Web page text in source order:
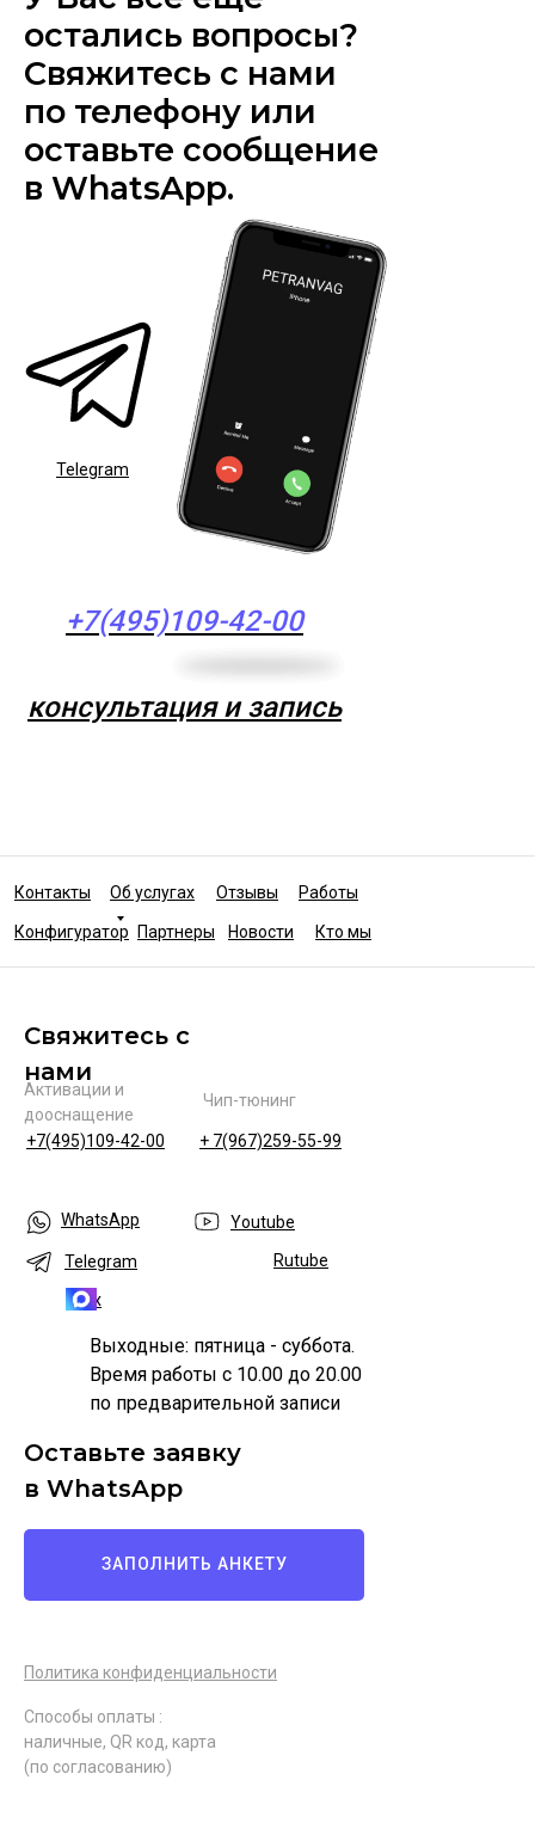
остались вопросы?
Свяжитесь с нами
по телефону или
оставьте сообщение
в WhatsApp.
Кто мы
Конфигуратор
Отзывы
Telegram
Об услугах
+7(495)109-42-00
консультация и запись
Работы
Партнеры Новости
Контакты
Чип-тюнинг
+ 7(967)259-55-99
Политика конфиденциальности
Активации и
дооснащение
Оставьте заявку
в WhatsApp
Свяжитесь с
нами
ЗАПОЛНИТЬ АНКЕТУ
WhatsApp
Telegram
Max
Способы оплаты :
наличные, QR код, карта
(по согласованию)
+7(495)109-42-00
Youtube
Rutube
Выходные: пятница - суббота.
Время работы с 10.00 до 20.00
по предварительной записи